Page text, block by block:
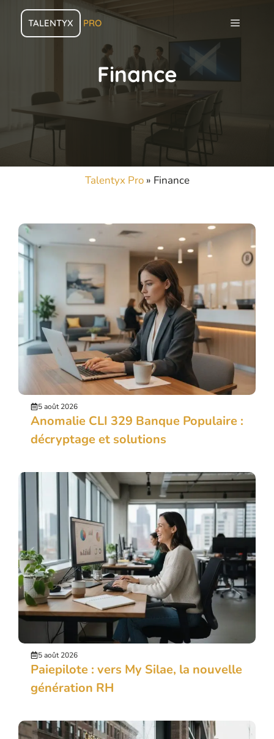
contenu
TALENTYX PRO MENU
Finance
Talentyx Pro» Finance
5 août 2026
Anomalie CLI 329 Banque Populaire :
décryptage et solutions
5 août 2026
Paiepilote : vers My Silae, la nouvelle
génération RH